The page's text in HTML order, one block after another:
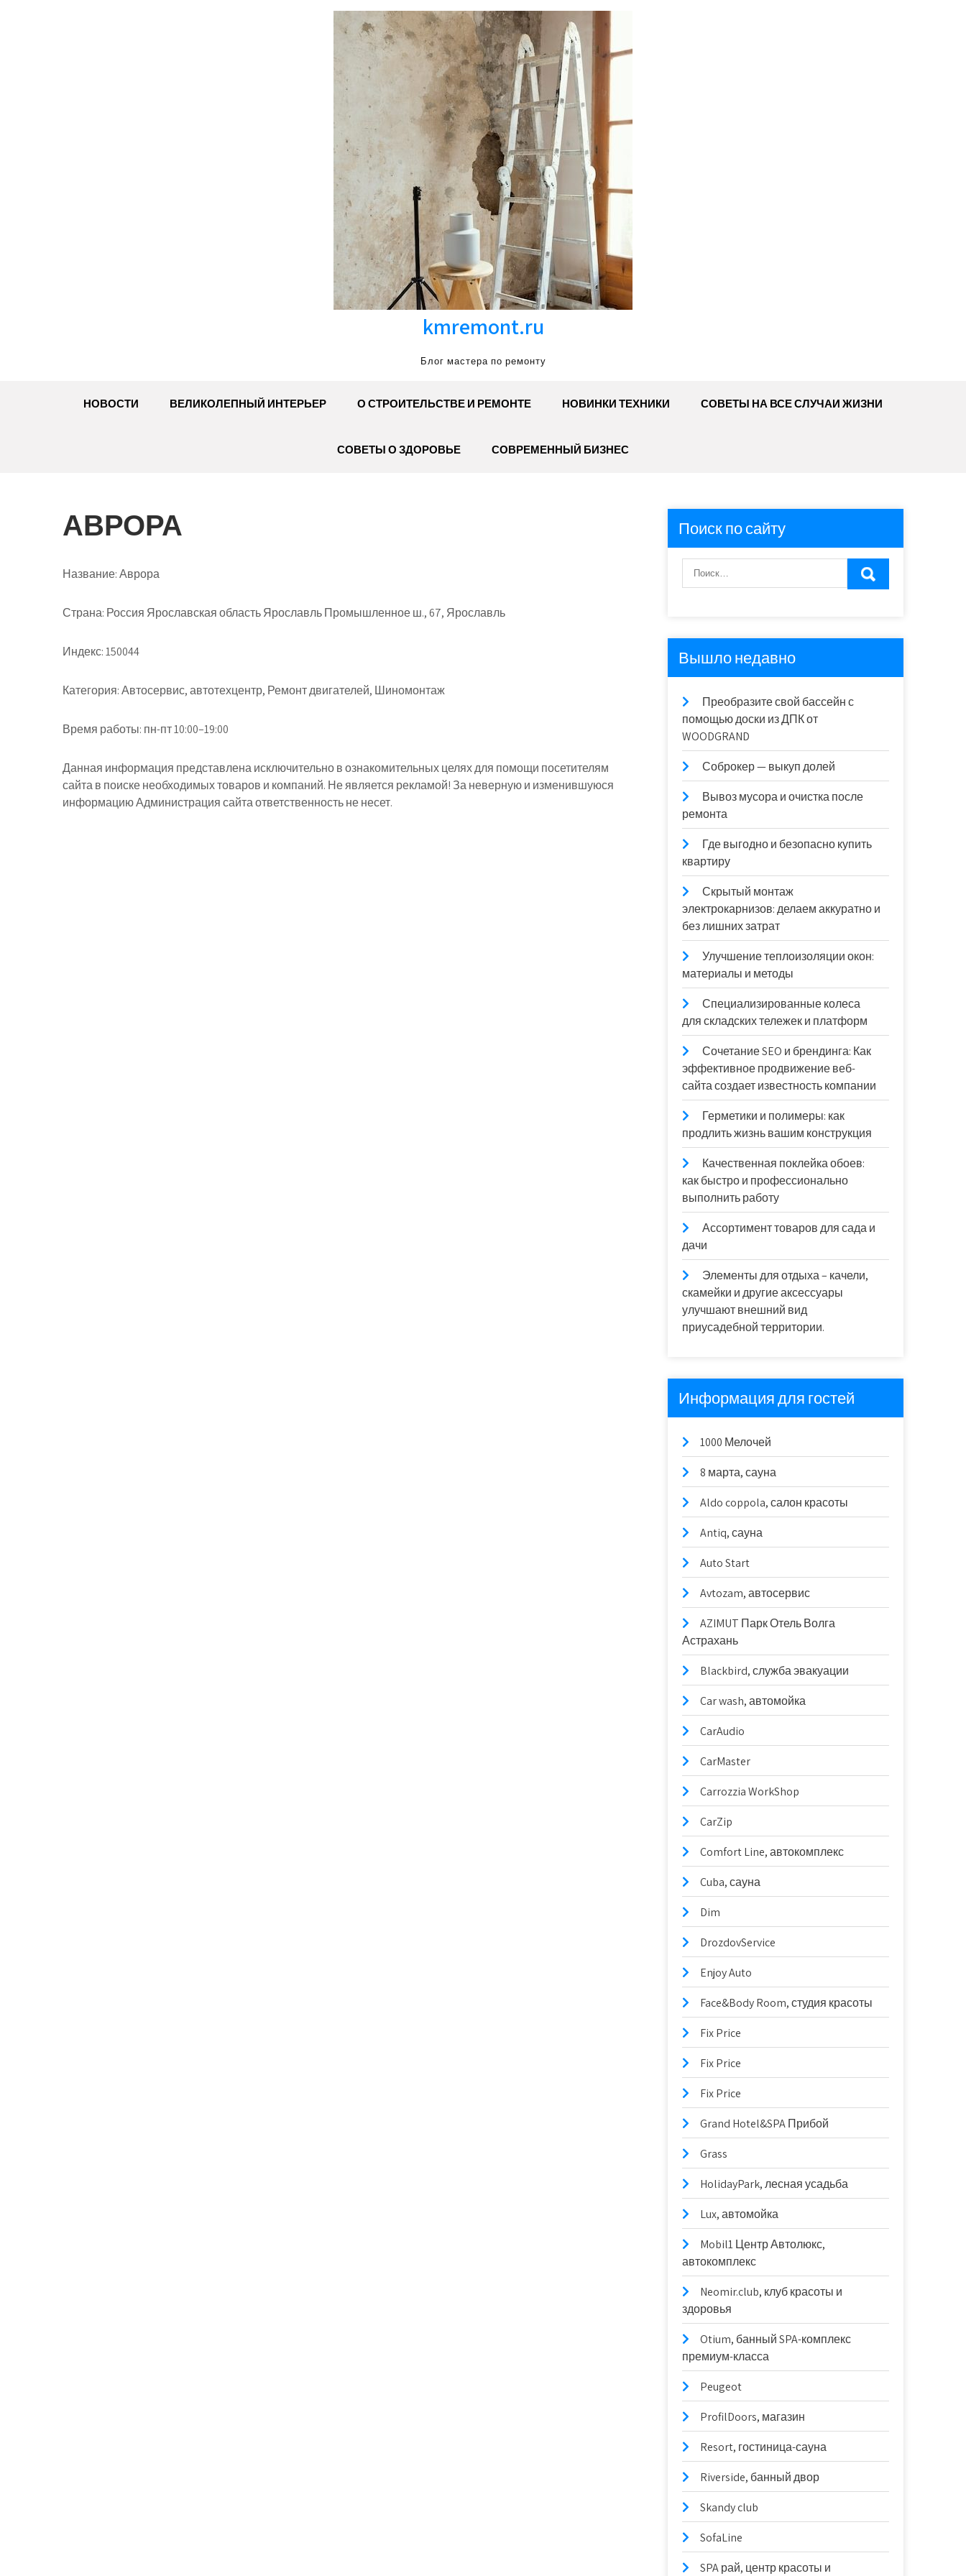
kmremont.ru
Блог мастера по ремонту
НОВОСТИ ВЕЛИКОЛЕПНЫЙ ИНТЕРЬЕР О СТРОИТЕЛЬСТВЕ И РЕМОНТЕ НОВИНКИ ТЕХНИКИ СОВЕТЫ НА ВСЕ СЛУЧАИ ЖИЗНИ
СОВЕТЫ О ЗДОРОВЬЕ СОВРЕМЕННЫЙ БИЗНЕС
АВРОРА
Название:Аврора
Страна: Россия Ярославская область Ярославль Промышленное ш., 67, Ярославль
Индекс:150044
Категория:Автосервис, автотехцентр, Ремонт двигателей, Шиномонтаж
Время работы: пн-пт 10:00–19:00
Данная информация представлена исключительно в ознакомительных целях для помощи посетителям
сайта в поиске необходимых товаров и компаний. Не является рекламой! За неверную и изменившуюся
информацию Администрация сайта ответственность не несет.
Поиск по сайту
Вышло недавно
Преобразите свой бассейн с
помощью доски из ДПК от
WOODGRAND
Соброкер — выкуп долей
Вывоз мусора и очистка после
ремонта
Где выгодно и безопасно купить
квартиру
Скрытый монтаж
электрокарнизов: делаем аккуратно и
без лишних затрат
Улучшение теплоизоляции окон:
материалы и методы
Специализированные колеса
для складских тележек и платформ
Сочетание SEO и брендинга: Как
эффективное продвижение веб-
сайта создает известность компании
Герметики и полимеры: как
продлить жизнь вашим конструкция
Качественная поклейка обоев:
как быстро и профессионально
выполнить работу
Ассортимент товаров для сада и
дачи
Элементы для отдыха – качели,
скамейки и другие аксессуары
улучшают внешний вид
приусадебной территории.
Информация для гостей
1000 Мелочей
8 марта, сауна
Aldo coppola, салон красоты
Antiq, сауна
Auto Start
Avtozam, автосервис
AZIMUT Парк Отель Волга
Астрахань
Blackbird, служба эвакуации
Car wash, автомойка
CarAudio
CarMaster
Carrozzia WorkShop
CarZip
Comfort Line, автокомплекс
Cuba, сауна
Dim
DrozdovService
Enjoy Auto
Face&Body Room, студия красоты
Fix Price
Fix Price
Fix Price
Grand Hotel&SPA Прибой
Grass
HolidayPark, лесная усадьба
Lux, автомойка
Mobil1 Центр Автолюкс,
автокомплекс
Neomir.club, клуб красоты и
здоровья
Otium, банный SPA-комплекс
премиум-класса
Peugeot
ProfilDoors, магазин
Resort, гостиница-сауна
Riverside, банный двор
Skandy club
SofaLine
SPA рай, центр красоты и